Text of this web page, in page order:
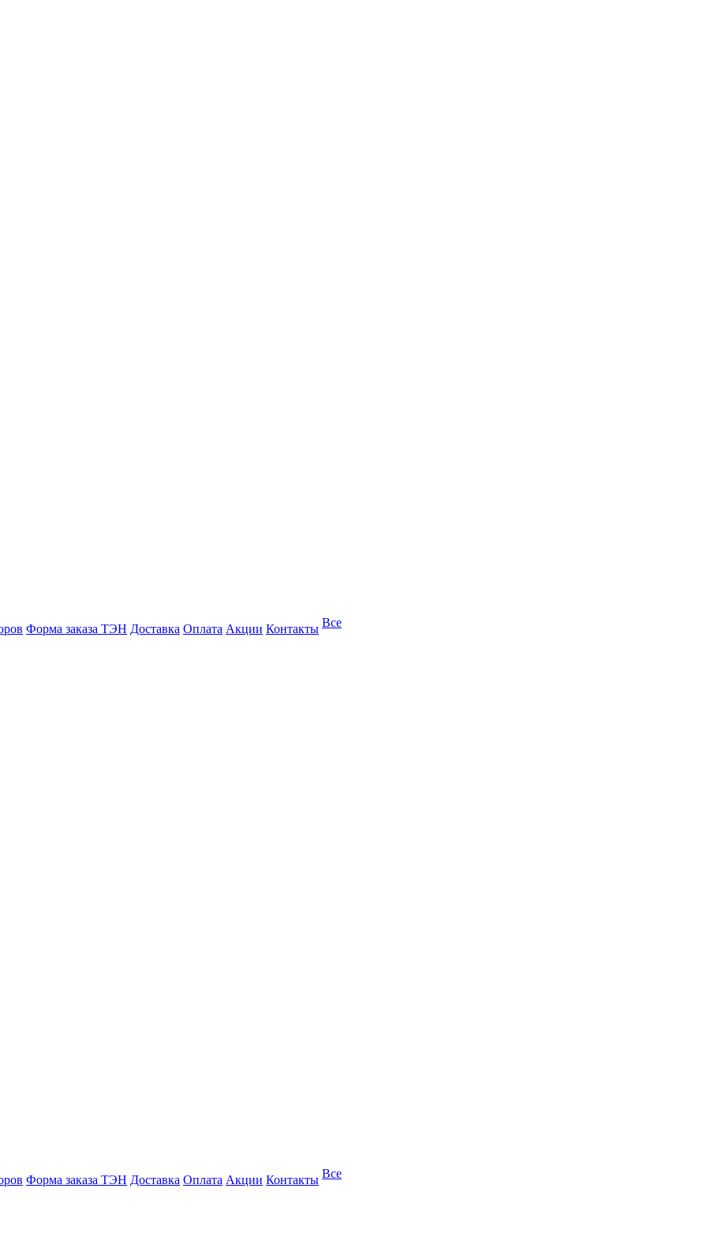
Форма заказа ТЭН Доставка Оплата Акции Контакты Все
Форма заказа ТЭН Доставка Оплата Акции Контакты Все